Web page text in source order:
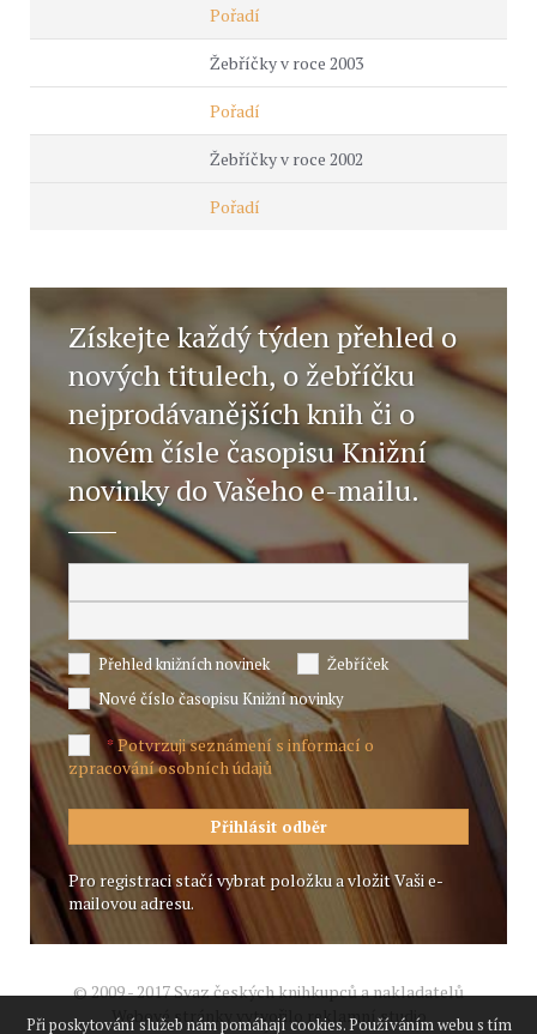
Pořadí
Žebříčky v roce 2003
Pořadí
Žebříčky v roce 2002
Pořadí
Získejte každý týden přehled o
nových titulech, o žebříčku
nejprodávanějších knih či o
novém čísle časopisu Knižní
novinky do Vašeho e-mailu.
Přehled knižních novinek
Žebříček
Nové číslo časopisu Knižní novinky
*Potvrzuji seznámení s informací o
zpracování osobních údajů
Pro registraci stačí vybrat položku a vložit Vaši e-
mailovou adresu.
© 2009 - 2017 Svaz českých knihkupců a nakladatelů
Webové stránky vytvořilo reklamní studio
Při poskytování služeb nám pomáhají cookies. Používáním webu s tím